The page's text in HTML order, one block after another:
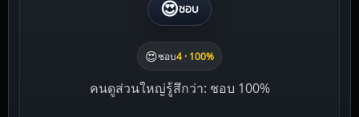
😍ชอบ
😍ชอบ4 · 100%
คนดูส่วนใหญ่รู้สึกว่า: ชอบ 100%